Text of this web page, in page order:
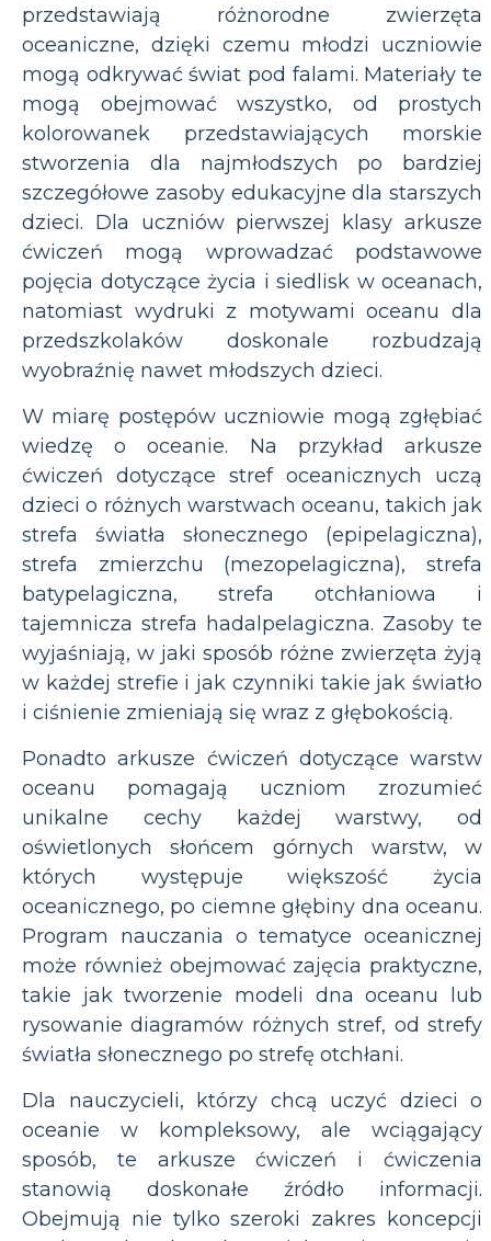
przedstawiają różnorodne zwierzęta
oceaniczne, dzięki czemu młodzi uczniowie
mogą odkrywać świat pod falami. Materiały te
mogą obejmować wszystko, od prostych
kolorowanek przedstawiających morskie
stworzenia dla najmłodszych po bardziej
szczegółowe zasoby edukacyjne dla starszych
dzieci. Dla uczniów pierwszej klasy arkusze
ćwiczeń mogą wprowadzać podstawowe
pojęcia dotyczące życia i siedlisk w oceanach,
natomiast wydruki z motywami oceanu dla
przedszkolaków doskonale rozbudzają
wyobraźnię nawet młodszych dzieci.
W miarę postępów uczniowie mogą zgłębiać
wiedzę o oceanie. Na przykład arkusze
ćwiczeń dotyczące stref oceanicznych uczą
dzieci o różnych warstwach oceanu, takich jak
strefa światła słonecznego (epipelagiczna),
strefa zmierzchu (mezopelagiczna), strefa
batypelagiczna, strefa otchłaniowa i
tajemnicza strefa hadalpelagiczna. Zasoby te
wyjaśniają, w jaki sposób różne zwierzęta żyją
w każdej strefie i jak czynniki takie jak światło
i ciśnienie zmieniają się wraz z głębokością.
Ponadto arkusze ćwiczeń dotyczące warstw
oceanu pomagają uczniom zrozumieć
unikalne cechy każdej warstwy, od
oświetlonych słońcem górnych warstw, w
których występuje większość życia
oceanicznego, po ciemne głębiny dna oceanu.
Program nauczania o tematyce oceanicznej
może również obejmować zajęcia praktyczne,
takie jak tworzenie modeli dna oceanu lub
rysowanie diagramów różnych stref, od strefy
światła słonecznego po strefę otchłani.
Dla nauczycieli, którzy chcą uczyć dzieci o
oceanie w kompleksowy, ale wciągający
sposób, te arkusze ćwiczeń i ćwiczenia
stanowią doskonałe źródło informacji.
Obejmują nie tylko szeroki zakres koncepcji